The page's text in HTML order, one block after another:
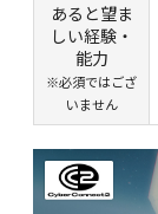
あると望ま
しい経験・
能力
※必須ではござ
いません